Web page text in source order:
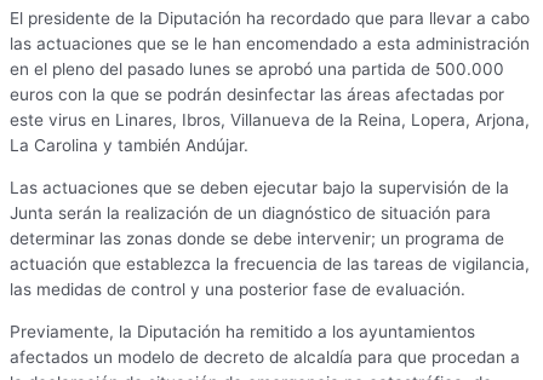
El presidente de la Diputación ha recordado que para llevar a cabo
las actuaciones que se le han encomendado a esta administración
en el pleno del pasado lunes se aprobó una partida de 500.000
euros con la que se podrán desinfectar las áreas afectadas por
este virus en Linares, Ibros, Villanueva de la Reina, Lopera, Arjona,
La Carolina y también Andújar.
Las actuaciones que se deben ejecutar bajo la supervisión de la
Junta serán la realización de un diagnóstico de situación para
determinar las zonas donde se debe intervenir; un programa de
actuación que establezca la frecuencia de las tareas de vigilancia,
las medidas de control y una posterior fase de evaluación.
Previamente, la Diputación ha remitido a los ayuntamientos
afectados un modelo de decreto de alcaldía para que procedan a